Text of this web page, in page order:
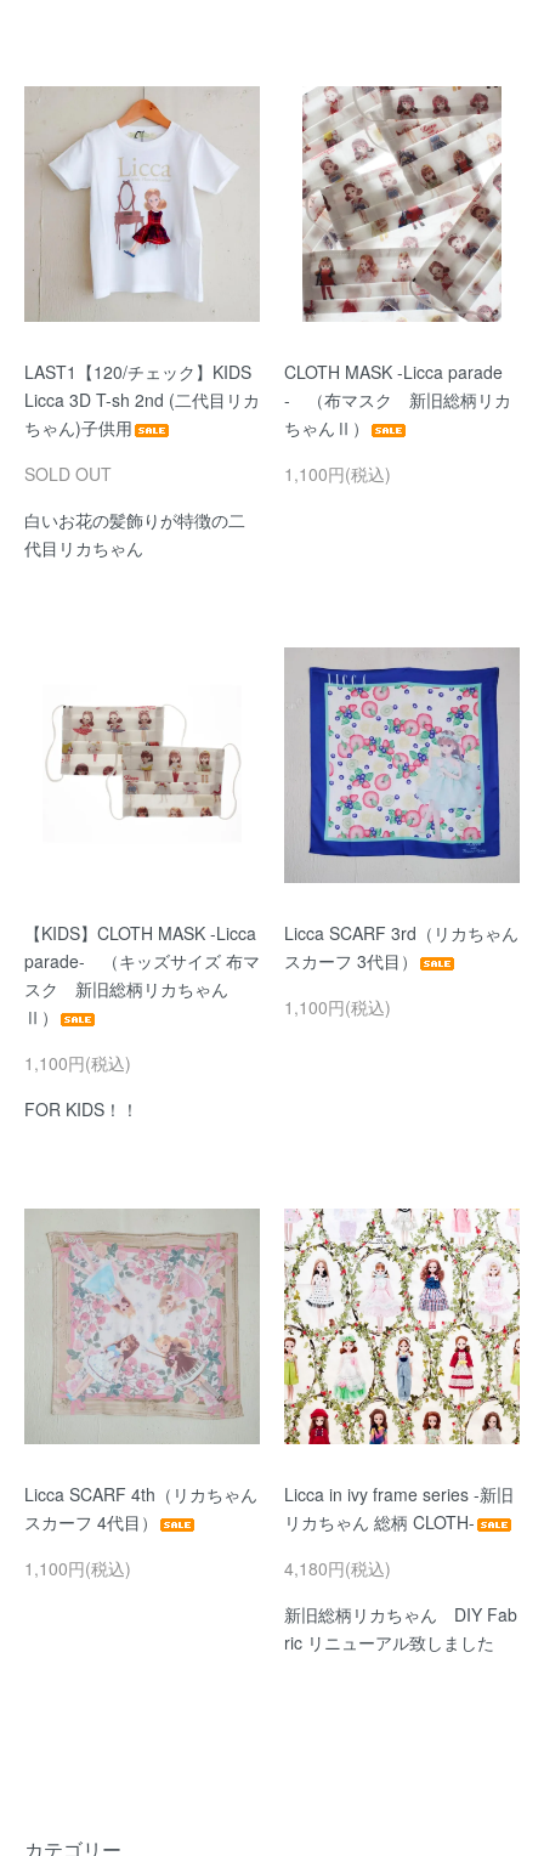
LAST1【120/チェック】KIDS
Licca 3D T-sh 2nd (二代目リカ
ちゃん)子供用
SOLD OUT
白いお花の髪飾りが特徴の二
代目リカちゃん
CLOTH MASK -Licca parade
- （布マスク 新旧総柄リカ
ちゃんⅡ）
1,100円(税込)
【KIDS】CLOTH MASK -Licca
parade- （キッズサイズ 布マ
スク 新旧総柄リカちゃん
Ⅱ）
1,100円(税込)
FOR KIDS！！
Licca SCARF 3rd（リカちゃん
スカーフ 3代目）
1,100円(税込)
Licca SCARF 4th（リカちゃん
スカーフ 4代目）
1,100円(税込)
Licca in ivy frame series -新旧
リカちゃん 総柄 CLOTH-
4,180円(税込)
新旧総柄リカちゃん DIY Fab
ric リニューアル致しました
カテゴリー